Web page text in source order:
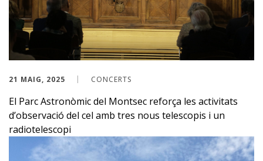
21 MAIG, 2025 CONCERTS
El Parc Astronòmic del Montsec reforça les activitats
d’observació del cel amb tres nous telescopis i un
radiotelescopi